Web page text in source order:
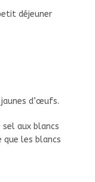
déjeuner
d’œufs.
aux blancs
les blancs